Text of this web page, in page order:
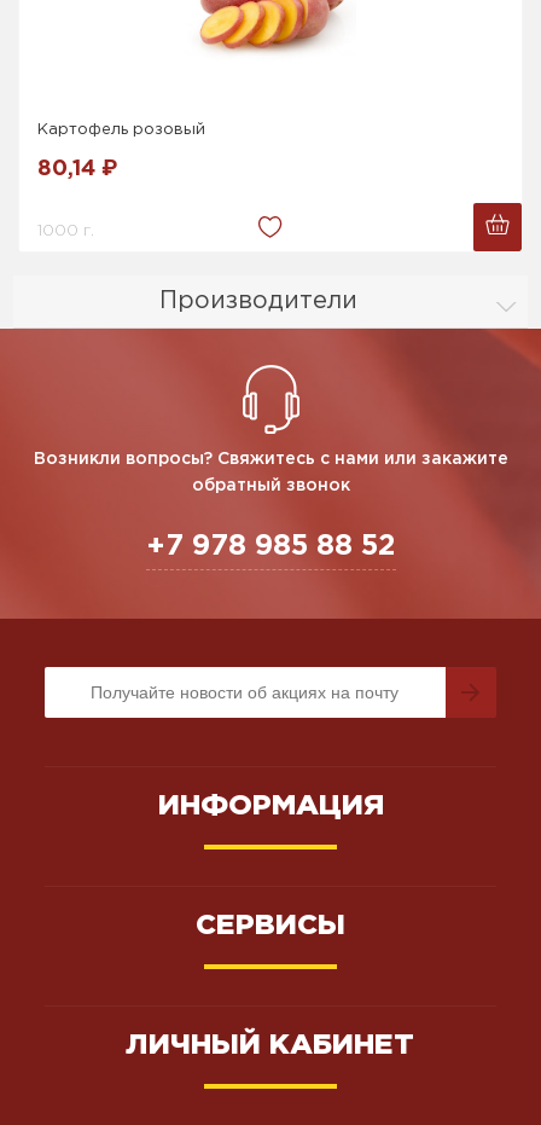
Производители
Картофель розовый
80,14 ₽
1000 г.
Возникли вопросы? Свяжитесь с нами или закажите
обратный звонок
+7 978 985 88 52
ИНФОРМАЦИЯ
СЕРВИСЫ
ЛИЧНЫЙ КАБИНЕТ